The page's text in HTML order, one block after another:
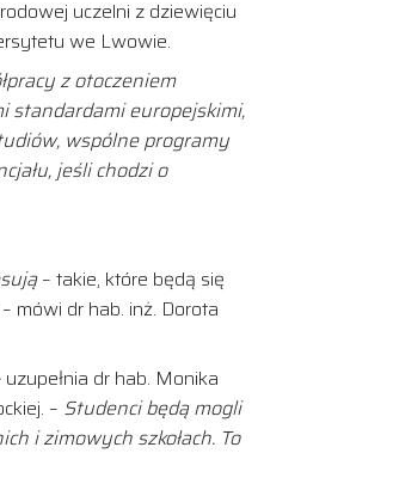
uczelni z dziewięciu
we Lwowie.
z otoczeniem
standardami europejskimi,
wspólne programy
jeśli chodzi o
– takie, które będą się
mówi dr hab. inż. Dorota
uzupełnia dr hab. Monika
– Studenci będą mogli
i zimowych szkołach. To